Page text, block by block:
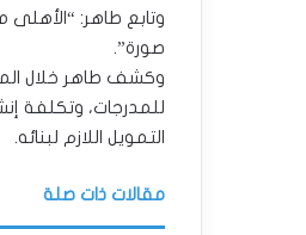
وتابع طاهر:
صورة”.
وكشف طاهر خلال
للمدرجات، وتكلفة
التمويل اللازم لبنائه.
مقالات ذات صلة